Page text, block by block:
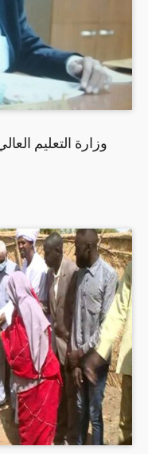
وزارة التعليم